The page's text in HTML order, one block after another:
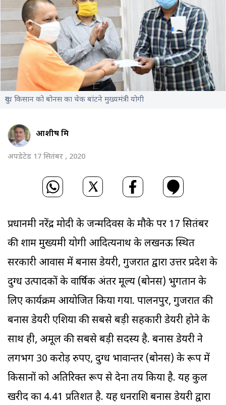
दुग्ध क‍िसान को बोनस का चेक बांटने मुख्यमंत्री योगी
आशीष मिश्र
अपडेटेड 17 सितंबर , 2020
प्रधानमंत्री नरेंद्र मोदी के जन्मदिवस के मौके पर 17 सितंबर
की शाम मुख्यमंत्री योगी आदित्यनाथ के लखनऊ स्थ‍ित
सरकारी आवास में बनास डेयरी, गुजरात द्वारा उत्तर प्रदेश के
दुग्ध उत्पादकों के वार्षिक अंतर मूल्य (बोनस) भुगतान के
लिए कार्यक्रम आयोजित किया गया. पालनपुर, गुजरात की
बनास डेयरी एशिया की सबसे बड़ी सहकारी डेयरी होने के
साथ ही, अमूल की सबसे बड़ी सदस्य है. बनास डेयरी ने
लगभग 30 करोड़ रुपए, दुग्ध भावान्तर (बोनस) के रूप में
किसानों को अतिरिक्त रूप से देना तय किया है. यह कुल
खरीद का 4.41 प्रतिशत है. यह धनराशि बनास डेयरी द्वारा